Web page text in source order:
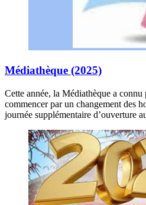
Médiathèque (2025)
Cette année, la Médiathèque a
commencer par un changement des
journée supplémentaire d’ouverture